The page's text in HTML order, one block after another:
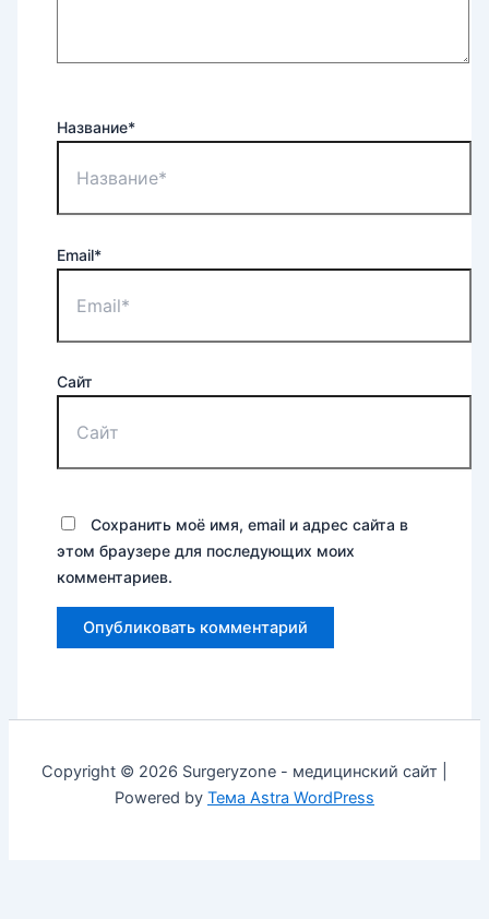
Название*
Email*
Сайт
Сохранить моё имя, email и адрес сайта в
этом браузере для последующих моих
комментариев.
Copyright © 2026 Surgeryzone - медицинский сайт |
Powered by Тема Astra WordPress